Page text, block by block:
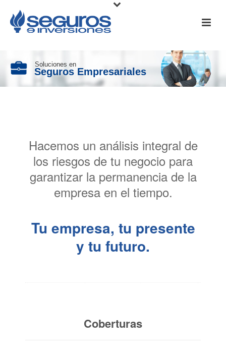
Soluciones en
Seguros Empresariales
Hacemos un análisis integral de
los riesgos de tu negocio para
garantizar la permanencia de la
empresa en el tiempo.
Tu empresa, tu presente
y tu futuro.
Coberturas